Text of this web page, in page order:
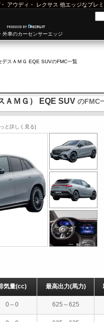
・ アウディ ・ レクサス 他エッジなプレ
車のカーセンサーエッジ
デスＡＭＧ EQE SUVのFMC一覧
ＡＭＧ） EQE SUV のFMC
と詳しく見る]
気量(cc) 最高出力(馬力)
0～0 625～625